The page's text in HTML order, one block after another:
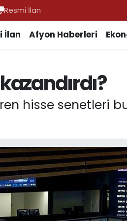
Resmi İlan
İlan Afyon Haberleri
hisse senetleri